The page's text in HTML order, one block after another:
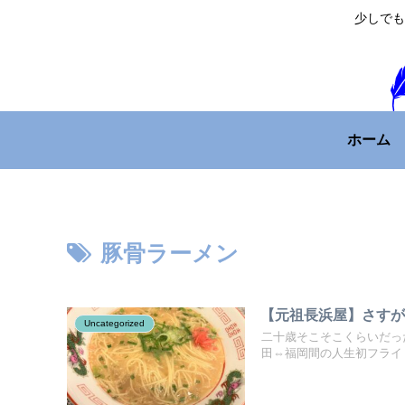
少しで
ホーム
豚骨ラーメン
Uncategorized
【元祖長浜屋】さす
二十歳そこそこくらいだ
田⇔福岡間の人生初フライ